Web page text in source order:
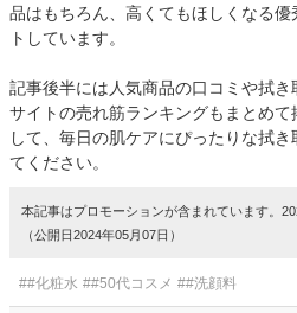
品はもちろん、高くてもほしくなる
トしています。
記事後半には人気商品の口コミや拭
サイトの売れ筋ランキングもまとめ
して、毎日の肌ケアにぴったりな拭
てください。
本記事はプロモーションが含まれています。
（公開日2024年05月07日）
##化粧水 ##50代コスメ ##洗顔料